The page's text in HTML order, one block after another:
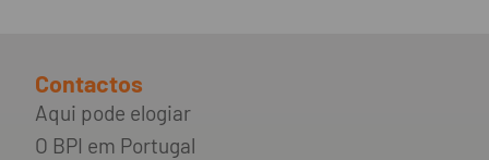
Contactos
Aqui pode elogiar
O BPI em Portugal